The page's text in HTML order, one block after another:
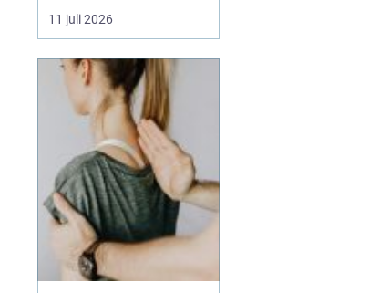
unna sig professionell
fotvård kan vara en
invånarna i Helsingborg
finns möjligheten att
njuta av fotvård som
kombinerar både
behandling och
avkoppling, vilket s...
11 juli 2026